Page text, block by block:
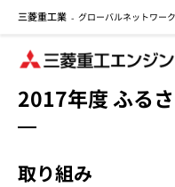
三菱重工業 - グローバルネットワーク
2017年度 ふる
取り組み